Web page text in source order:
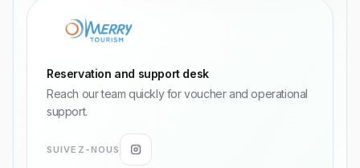
Reservation and support desk
Reach our team quickly for voucher and operational
support.
SUIVEZ-NOUS